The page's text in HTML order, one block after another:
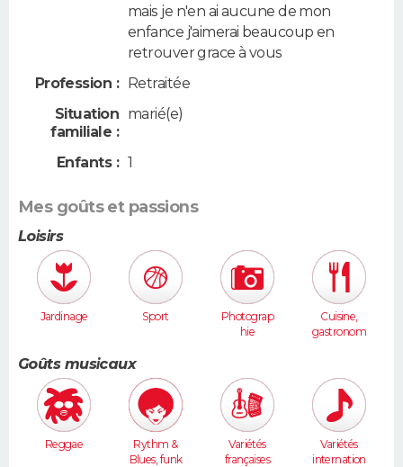
mais je n'en ai aucune de mon
enfance j'aimerai beaucoup en
retrouver grace à vous
Profession : Retraitée
Situation
familiale :
marié(e)
Enfants : 1
Mes goûts et passions
Loisirs
Jardinage Sport
Photograp
hie
Cuisine,
gastronom
Goûts musicaux
Reggae
Rythm &
Blues, funk
Variétés
françaises
Variétés
internation